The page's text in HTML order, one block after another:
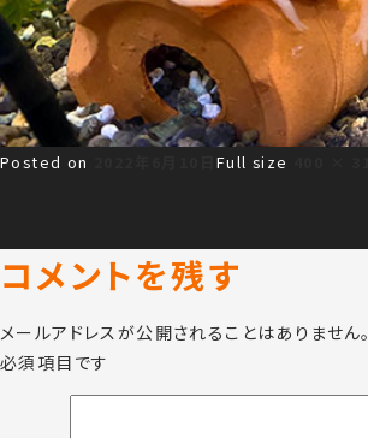
Posted on 2022年6月10日Full size
コメントを残す
メールアドレスが公開されることはありません。
必須項目です